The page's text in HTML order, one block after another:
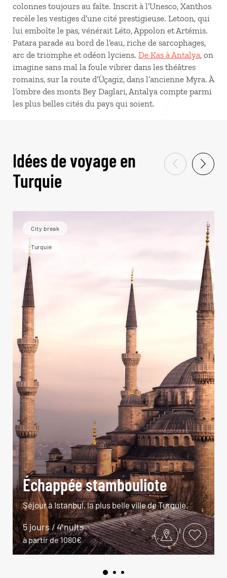
colonnes toujours au faîte. Inscrit à l’Unesco, Xanthos
recèle les vestiges d’une cité prestigieuse. Letoon, qui
lui emboîte le pas, vénérait Léto, Appolon et Artémis.
Patara parade au bord de l’eau, riche de sarcophages,
arc de triomphe et odéon lyciens. De Kas à Antalya, on
imagine sans mal la foule vibrer dans les théâtres
romains, sur la route d’Üçagiz, dans l’ancienne Myra. À
l’ombre des monts Bey Daglari, Antalya compte parmi
les plus belles cités du pays qui soient.
Idées de voyage en
Turquie
City break
Turquie
Échappée stambouliote
Séjour à Istanbul, la plus belle ville de Turquie.
5 jours / 4 nuits
à partir de 1080€